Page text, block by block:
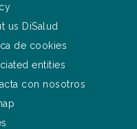
us DiSalud
de cookies
entities
con nosotros